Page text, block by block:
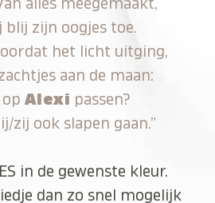
alles meegemaakt,
blij zijn oogjes toe.
het licht uitging,
aan de maan:
op Alexi passen?
zij ook slapen gaan.”
in de gewenste kleur.
dan zo snel mogelijk